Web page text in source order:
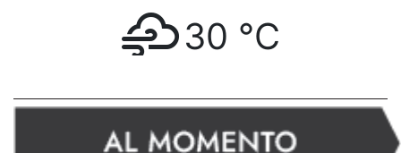
30 °C